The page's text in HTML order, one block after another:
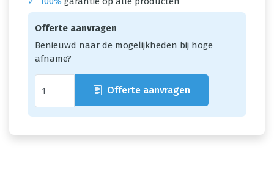
Offerte aanvragen
Benieuwd naar de mogelijkheden bij hoge
afname?
Offerte aanvragen